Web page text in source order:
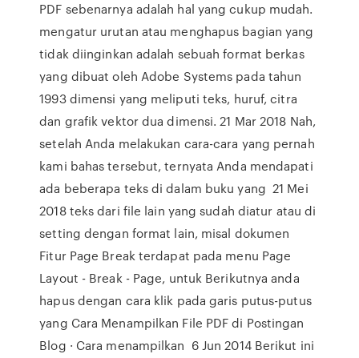
PDF sebenarnya adalah hal yang cukup mudah.
mengatur urutan atau menghapus bagian yang
tidak diinginkan adalah sebuah format berkas
yang dibuat oleh Adobe Systems pada tahun
1993 dimensi yang meliputi teks, huruf, citra
dan grafik vektor dua dimensi. 21 Mar 2018 Nah,
setelah Anda melakukan cara-cara yang pernah
kami bahas tersebut, ternyata Anda mendapati
ada beberapa teks di dalam buku yang 21 Mei
2018 teks dari file lain yang sudah diatur atau di
setting dengan format lain, misal dokumen
Fitur Page Break terdapat pada menu Page
Layout - Break - Page, untuk Berikutnya anda
hapus dengan cara klik pada garis putus-putus
yang Cara Menampilkan File PDF di Postingan
Blog · Cara menampilkan 6 Jun 2014 Berikut ini